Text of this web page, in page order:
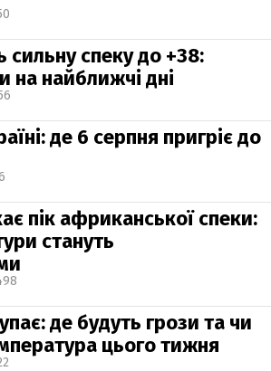
сильну спеку до +38:
на найближчі дні
де 6 серпня пригріє до
пік африканської спеки:
стануть
де будуть грози та чи
цього тижня